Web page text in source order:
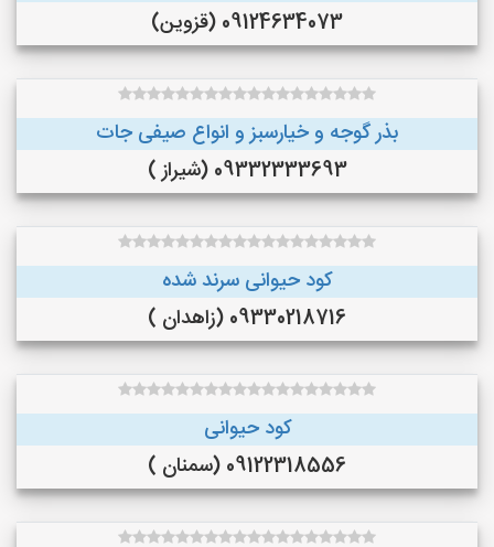
09124634073 (قزوین)
بذر گوجه و خیارسبز و انواع صیفی جات
09332333693 (شیراز )
کود حیوانی سرند شده
09330218716 (زاهدان )
کود حیوانی
09122318556 (سمنان )